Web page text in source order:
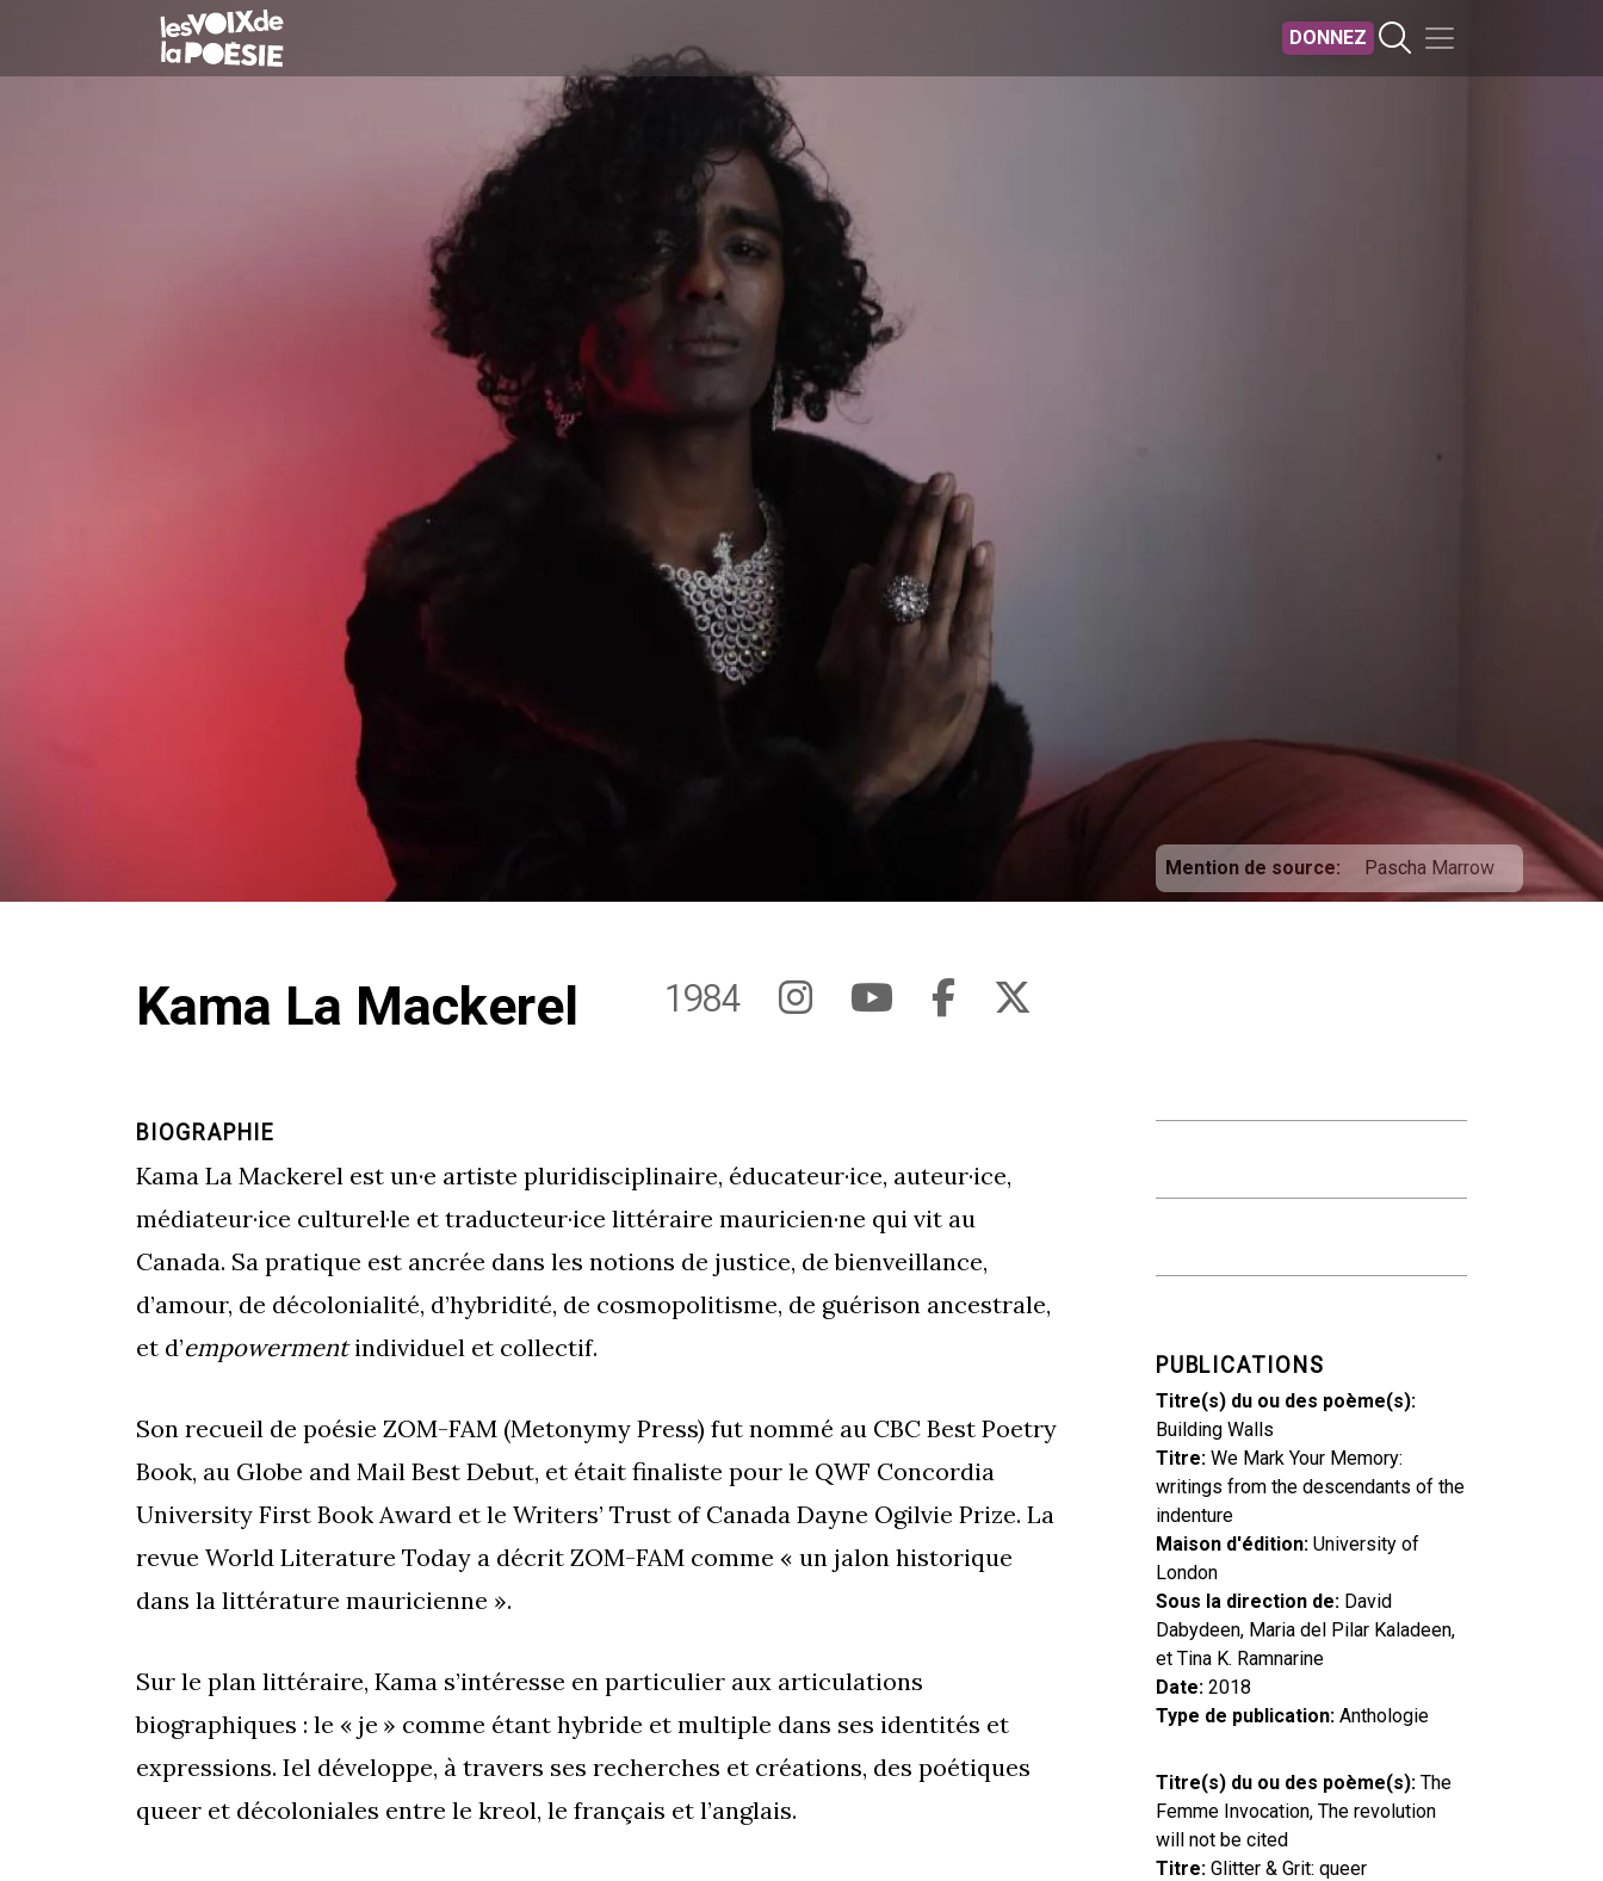
DONNEZ
Kama La Mackerel 1984
Mention de source Pascha Marrow
BIOGRAPHIE
Kama La Mackerel est un·e artiste pluridisciplinaire, éducateur·ice, auteur·ice,
médiateur·ice culturel·le et traducteur·ice littéraire mauricien·ne qui vit au
Canada. Sa pratique est ancrée dans les notions de justice, de bienveillance,
d’amour, de décolonialité, d’hybridité, de cosmopolitisme, de guérison ancestrale,
et d’empowermentindividuel et collectif.
Son recueil de poésie ZOM-FAM (Metonymy Press) fut nommé au CBC Best Poetry
Book, au Globe and Mail Best Debut, et était finaliste pour le QWF Concordia
University First Book Award et le Writers’ Trust of Canada Dayne Ogilvie Prize. La
revue World Literature Today a décrit ZOM-FAM comme « un jalon historique
dans la littérature mauricienne ».
Sur le plan littéraire, Kama s’intéresse en particulier aux articulations
biographiques : le « je » comme étant hybride et multiple dans ses identités et
expressions. Iel développe, à travers ses recherches et créations, des poétiques
queer et décoloniales entre le kreol, le français et l’anglais.
PUBLICATIONS
Titre(s) du ou des poème(s)
Building Walls
Titre We Mark Your Memory:
writings from the descendants of the
indenture
Maison d'édition University of
London
Sous la direction de David
Dabydeen, Maria del Pilar Kaladeen,
et Tina K. Ramnarine
Date 2018
Type de publication Anthologie
Titre(s) du ou des poème(s) The
Femme Invocation, The revolution
will not be cited
Titre Glitter & Grit: queer